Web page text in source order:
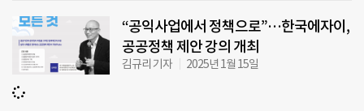
“공익사업에서 정책으로”…한국에자이,
공공정책 제안 강의 개최
김규리 기자 2025년 1월 15일